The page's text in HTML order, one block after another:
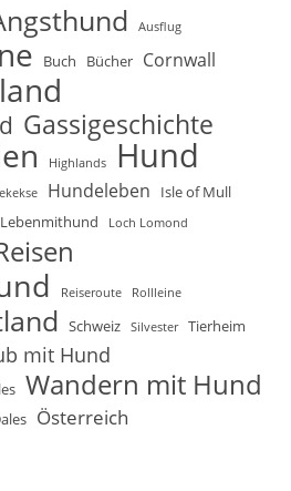
Ausflug
Buch Bücher Cornwall
Gassigeschichte
Highlands Hund
Hundeleben Isle of Mull
Lebenmithund Loch Lomond
Reiseroute Rollleine
Schweiz Silvester Tierheim
mit Hund
Wandern mit Hund
Österreich